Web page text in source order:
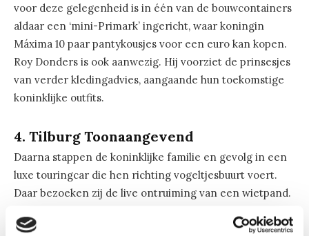
voor deze gelegenheid is in één van de bouwcontainers
aldaar een ‘mini-Primark’ ingericht, waar koningin
Máxima 10 paar pantykousjes voor een euro kan kopen.
Roy Donders is ook aanwezig. Hij voorziet de prinsesjes
van verder kledingadvies, aangaande hun toekomstige
koninklijke outfits.
4. Tilburg Toonaangevend
Daarna stappen de koninklijke familie en gevolg in een
luxe touringcar die hen richting vogeltjesbuurt voert.
Daar bezoeken zij de live ontruiming van een wietpand.
de historische metamorfose heeft doorgemaakt van